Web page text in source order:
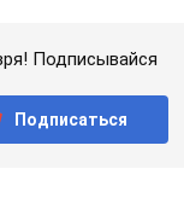
Подписывайся
Подписаться